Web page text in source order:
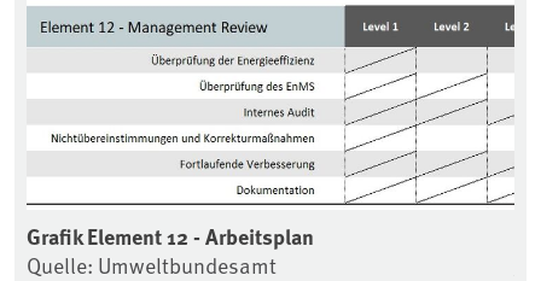
Grafik Element 12 - Arbeitsplan
Quelle: Umweltbundesamt